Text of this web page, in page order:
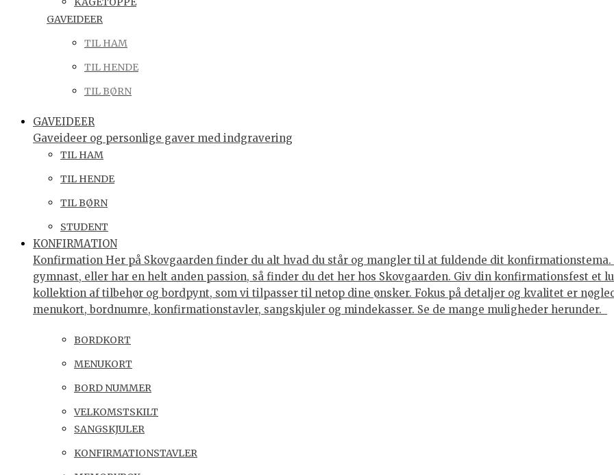
GAVEIDEER
TIL HAM
TIL HENDE
TIL BØRN
GAVEIDEER
Gaveideer og personlige gaver med indgravering
TIL HAM
TIL HENDE
TIL BØRN
STUDENT
KONFIRMATION
Konfirmation Her på Skovgaarden finder du alt hvad du står og mangler til at fuldende dit
gymnast, eller har en helt anden passion, så finder du det her hos Skovgaarden. Giv din konfirmationsfest et
kollektion af tilbehør og bordpynt, som vi tilpasser til netop dine ønsker. Fokus på detaljer og kvalitet er
menukort, bordnumre, konfirmationstavler, sangskjuler og mindekasser. Se de mange muligheder herunder.
BORDKORT
MENUKORT
BORD NUMMER
VELKOMSTSKILT
SANGSKJULER
KONFIRMATIONSTAVLER